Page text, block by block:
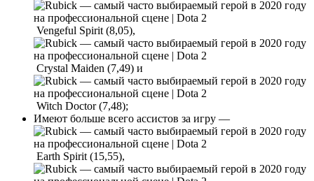
Vengeful Spirit (8,05),
Crystal Maiden (7,49) и
Witch Doctor (7,48);
Имеют больше всего ассистов за игру —
Earth Spirit (15,55),